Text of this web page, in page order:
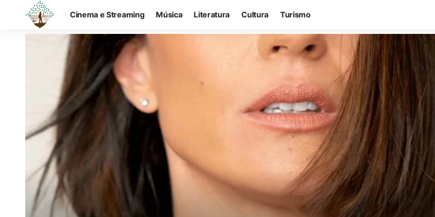
Cinema e Streaming Música Literatura Cultura Turismo